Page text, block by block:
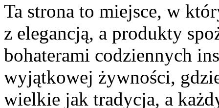
Ta strona to miejsce, w
z elegancją, a produkty
bohaterami codziennych
wyjątkowej żywności,
wielkie jak tradycja, a